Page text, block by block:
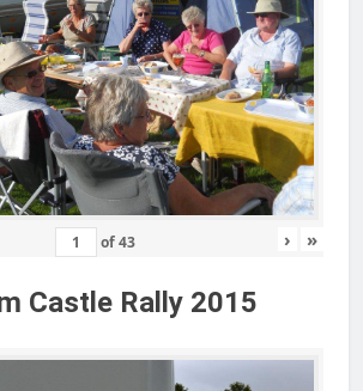
of43 › »
Castle Rally 2015